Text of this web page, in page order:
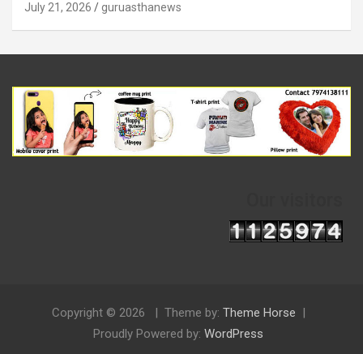
July 21, 2026 guruasthanews
Copyright © 2026 Theme by: Theme Horse
Proudly Powered by: WordPress